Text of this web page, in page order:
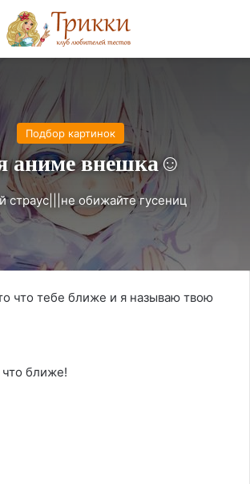
Подбор картинок
аниме внешка☺
страус|||не обижайте гусениц
что тебе ближе и я называю твою
ближе!